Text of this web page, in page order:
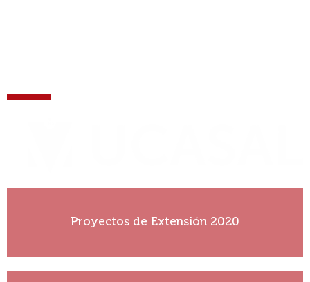
Proyectos de Extensión 2020
Ver más